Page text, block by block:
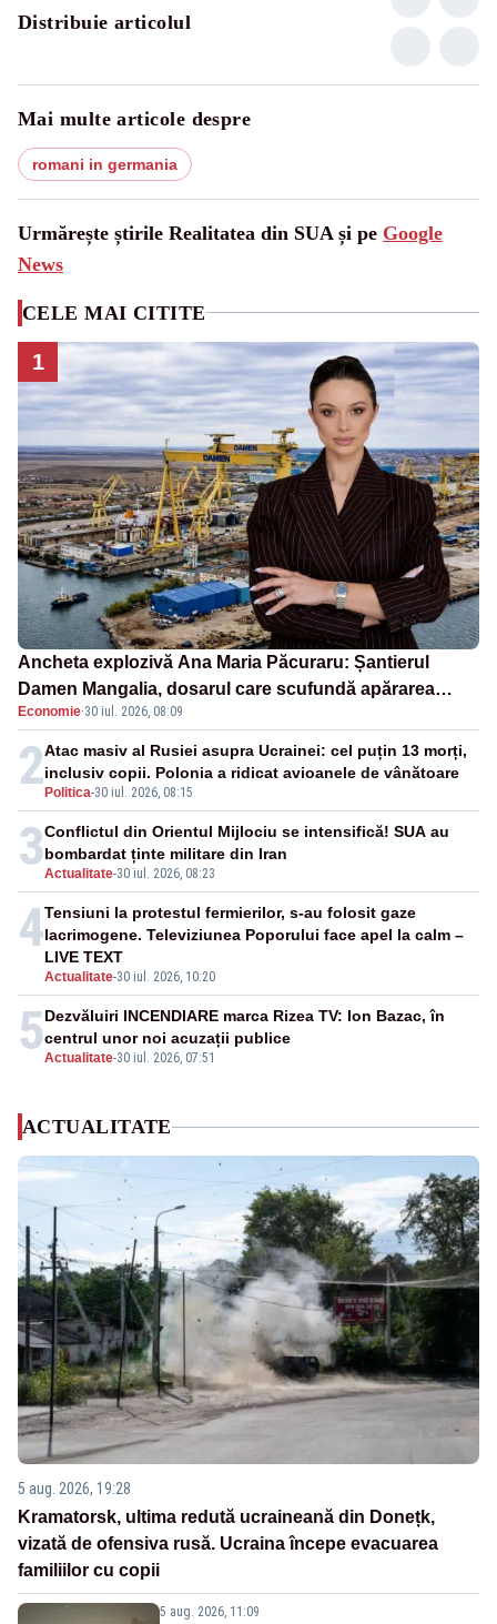
Distribuie articolul
Mai multe articole despre
romani in germania
Urmărește știrile Realitatea din SUA și pe Google
News
CELE MAI CITITE
1
Ancheta explozivă Ana Maria Păcuraru: Șantierul
Damen Mangalia, dosarul care scufundă apărarea
României
Economie·30 iul. 2026, 08:09
2 Politica-30 iul. 2026, 08:15
Atac masiv al Rusiei asupra Ucrainei: cel puțin 13 morți,
inclusiv copii. Polonia a ridicat avioanele de vânătoare
3Actualitate-30 iul. 2026, 08:23
Conflictul din Orientul Mijlociu se intensifică! SUA au
bombardat ținte militare din Iran
4
Actualitate-30 iul. 2026, 10:20
Tensiuni la protestul fermierilor, s-au folosit gaze
lacrimogene. Televiziunea Poporului face apel la calm –
LIVE TEXT
5Actualitate-30 iul. 2026, 07:51
Dezvăluiri INCENDIARE marca Rizea TV: Ion Bazac, în
centrul unor noi acuzații publice
ACTUALITATE
5 aug. 2026, 19:28
Kramatorsk, ultima redută ucraineană din Donețk,
vizată de ofensiva rusă. Ucraina începe evacuarea
familiilor cu copii
5 aug. 2026, 11:09